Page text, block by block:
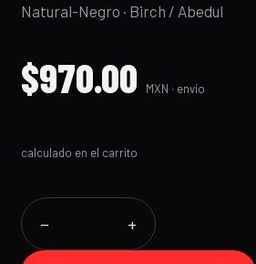
Natural-Negro · Birch / Abedul
$970.00 MXN · envío
calculado en el carrito
− +